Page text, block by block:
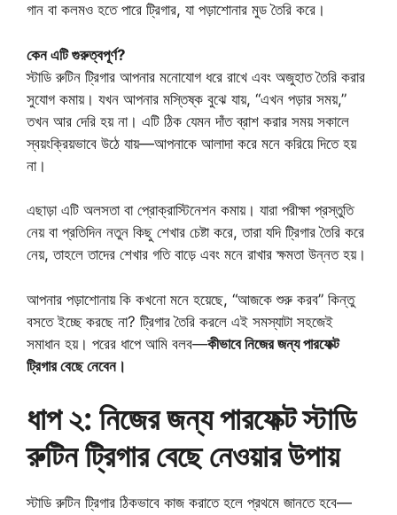
গান বা কলমও হতে পারে ট্রিগার, যা পড়াশোনার মুড তৈরি করে।
কেন এটি গুরুত্বপূর্ণ?
স্টাডি রুটিন ট্রিগার আপনার মনোযোগ ধরে রাখে এবং অজুহাত তৈরি করার
সুযোগ কমায়। যখন আপনার মস্তিষ্ক বুঝে যায়, “এখন পড়ার সময়,”
তখন আর দেরি হয় না। এটি ঠিক যেমন দাঁত ব্রাশ করার সময় সকালে
স্বয়ংক্রিয়ভাবে উঠে যায়—আপনাকে আলাদা করে মনে করিয়ে দিতে হয়
না।
এছাড়া এটি অলসতা বা প্রোক্রাস্টিনেশন কমায়। যারা পরীক্ষা প্রস্তুতি
নেয় বা প্রতিদিন নতুন কিছু শেখার চেষ্টা করে, তারা যদি ট্রিগার তৈরি করে
নেয়, তাহলে তাদের শেখার গতি বাড়ে এবং মনে রাখার ক্ষমতা উন্নত হয়।
আপনার পড়াশোনায় কি কখনো মনে হয়েছে, “আজকে শুরু করব” কিন্তু
বসতে ইচ্ছে করছে না? ট্রিগার তৈরি করলে এই সমস্যাটা সহজেই
সমাধান হয়। পরের ধাপে আমি বলব—কীভাবে নিজের জন্য পারফেক্ট
ট্রিগার বেছে নেবেন।
ধাপ ২: নিজের জন্য পারফেক্ট স্টাডি
রুটিন ট্রিগার বেছে নেওয়ার উপায়
স্টাডি রুটিন ট্রিগার ঠিকভাবে কাজ করাতে হলে প্রথমে জানতে হবে—